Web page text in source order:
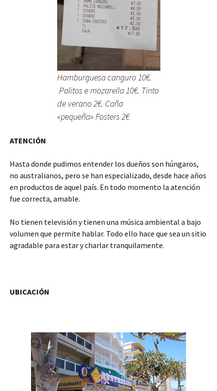
Hamburguesa canguro 10€.
Palitos e mozarella 10€. Tinto
de verano 2€. Caña
«pequeña» Fosters 2€
ATENCIÓN
Hasta donde pudimos entender los dueños son húngaros,
no australianos, pero se han especializado, desde hace años
en productos de aquel país. En todo momento la atención
fue correcta, amable.
No tienen televisión y tienen una música ambiental a bajo
volumen que permite hablar. Todo ello hace que sea un sitio
agradable para estar y charlar tranquilamente.
UBICACIÓN